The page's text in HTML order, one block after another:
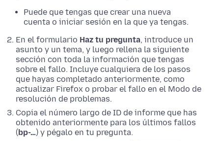
Puede que tengas que crear una nueva
cuenta o iniciar sesión en la que ya tengas.
En el formulario Haz tu pregunta, introduce un
asunto y un tema, y luego rellena la siguiente
sección con toda la información que tengas
sobre el fallo. Incluye cualquiera de los pasos
que hayas completado anteriormente, como
actualizar Firefox o probar el fallo en el Modo de
resolución de problemas.
Copia el número largo de ID de informe que has
obtenido anteriormente para los últimos fallos
(bp-…) y pégalo en tu pregunta.